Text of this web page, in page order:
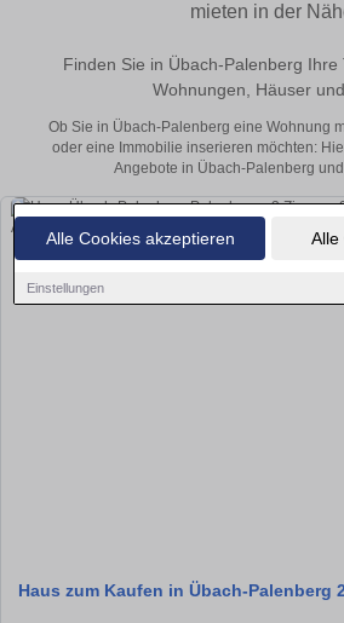
Alle Cookies akzeptieren Alle
Einstellungen
mieten in der
Finden Sie in Übach-Palenberg
Wohnungen, Häuser
Ob Sie in Übach-Palenberg eine Wohnung
oder eine Immobilie inserieren möchten:
Angebote in Übach-Palenberg
Haus zum Kaufen in Übach-Palenberg